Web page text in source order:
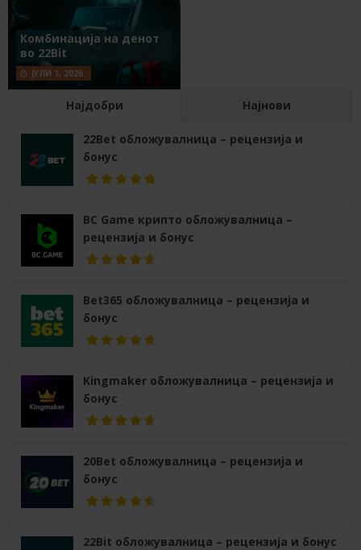
Комбинација на денот
во 22Bit
ЈУЛИ 1, 2026
Најдобри Најнови
22Bet обложувалница – рецензија и
бонус
BC Game крипто обложувалница –
рецензија и бонус
Bet365 обложувалница – рецензија и
бонус
Kingmaker обложувалница – рецензија и
бонус
20Bet обложувалница – рецензија и
бонус
22Bit обложувалница – рецензија и бонус